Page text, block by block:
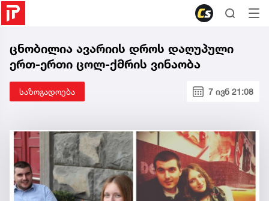
ცნობილია ავარიის დროს დაღუპული
ერთ-ერთი ცოლ-ქმრის ვინაობა
საზოგადოება 7 ივნ 21:08